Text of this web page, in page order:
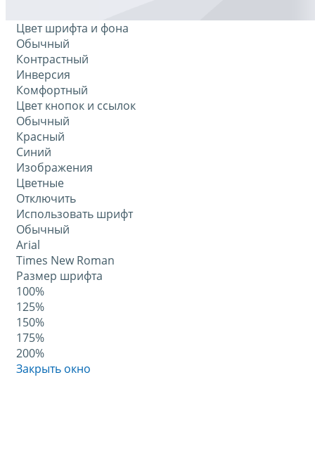
Цвет шрифта и фона
Обычный
Контрастный
Инверсия
Комфортный
Цвет кнопок и ссылок
Обычный
Красный
Синий
Изображения
Цветные
Отключить
Использовать шрифт
Обычный
Arial
Times New Roman
Размер шрифта
100%
125%
150%
175%
200%
Закрыть окно